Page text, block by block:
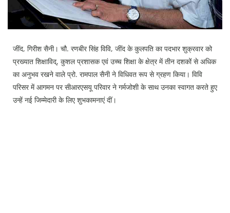
Technology
Press Releases
Chandigarh
जींद, गिरीश सैनी। चौ. रणबीर सिंह विवि, जींद के कुलपति का पदभार शुक्रवार को
प्रख्यात शिक्षाविद्, कुशल प्रशासक एवं उच्च शिक्षा के क्षेत्र में तीन दशकों से अधिक
का अनुभव रखने वाले प्रो. रामपाल सैनी ने विधिवत रूप से ग्रहण किया। विवि
परिसर में आगमन पर सीआरएसयू परिवार ने गर्मजोशी के साथ उनका स्वागत करते हुए
उन्हें नई जिम्मेदारी के लिए शुभकामनाएं दीं।